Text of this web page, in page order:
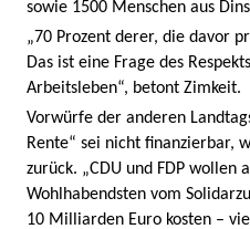
sowie 1500 Menschen aus
„70 Prozent derer, die davor
Das ist eine Frage des
Arbeitsleben“, betont Zimkeit.
Vorwürfe der anderen
Rente“ sei nicht finanzierbar,
zurück. „CDU und FDP wollen
Wohlhabendsten vom
10 Milliarden Euro kosten –